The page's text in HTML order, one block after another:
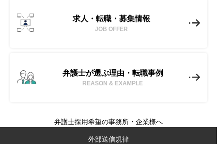
No-Limit(ノーリミット)とは
求人・転職・募集情報
JOB OFFER
弁護士が選ぶ理由・転職事例
REASON & EXAMPLE
外部送信規律
弁護士採用希望の事務所・企業様へ